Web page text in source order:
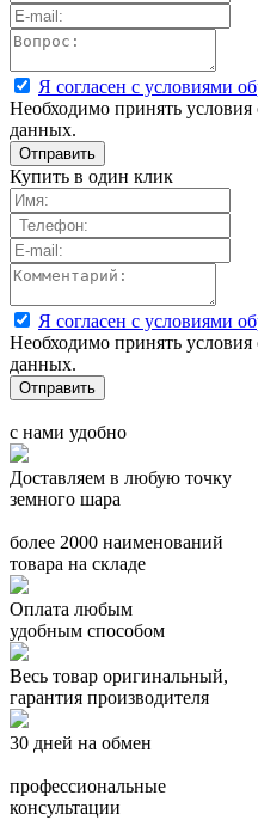
Я согласен с условиями
Необходимо принять
данных.
Купить в один клик
Я согласен с условиями
Необходимо принять
данных.
с нами удобно
Доставляем в любую точку
земного шара
более 2000 наименований
товара на складе
Оплата любым
удобным способом
Весь товар оригинальный,
гарантия производителя
30 дней на обмен
профессиональные
консультации